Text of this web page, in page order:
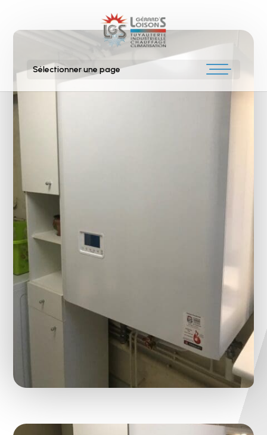
Sélectionner une page